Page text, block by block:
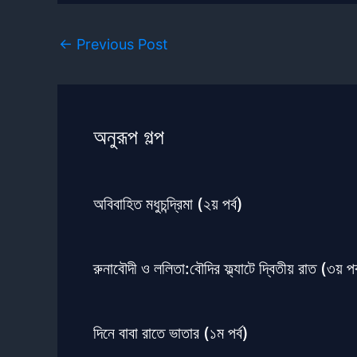
← Previous Post
অনুরূপ গল্প
অবিবাহিত মধুচন্দ্রিমা (২য় পর্ব)
রুনাবৌদী ও ললিতা:বৌদির ফ্ল্যাটে দ্বিতীয় রাত (৩য়
দিনে বাবা রাতে ভাতার (১ম পর্ব)